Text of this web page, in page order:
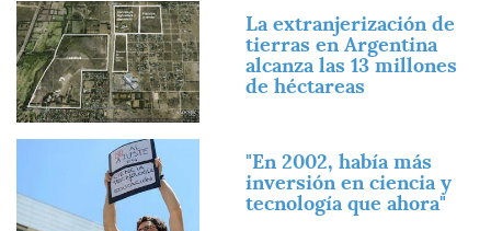
Imagen
La extranjerización de
tierras en Argentina
alcanza las 13 millones
de héctareas
"En 2002, había más
inversión en ciencia y
tecnología que ahora"